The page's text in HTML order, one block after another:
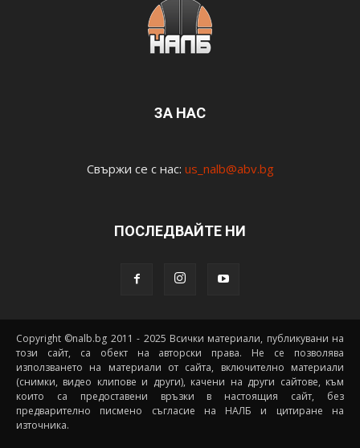
ЗА НАС
Свържи се с нас: us_nalb@abv.bg
ПОСЛЕДВАЙТЕ НИ
Copyright ©nalb.bg 2011 - 2025 Всички материали, публикувани на
този сайт, са обект на авторски права. Не се позволява
използването на материали от сайта, включително материали
(снимки, видео клипове и други), качени на други сайтове, към
които са предоставени връзки в настоящия сайт, без
предварително писмено съгласие на НАЛБ и цитиране на
източника.